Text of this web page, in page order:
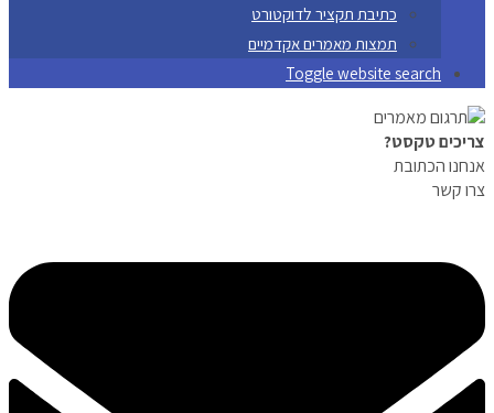
כתיבת תקציר לדוקטורט
תמצות מאמרים אקדמיים
Toggle website search
צריכים טקסט?
אנחנו הכתובת
צרו קשר